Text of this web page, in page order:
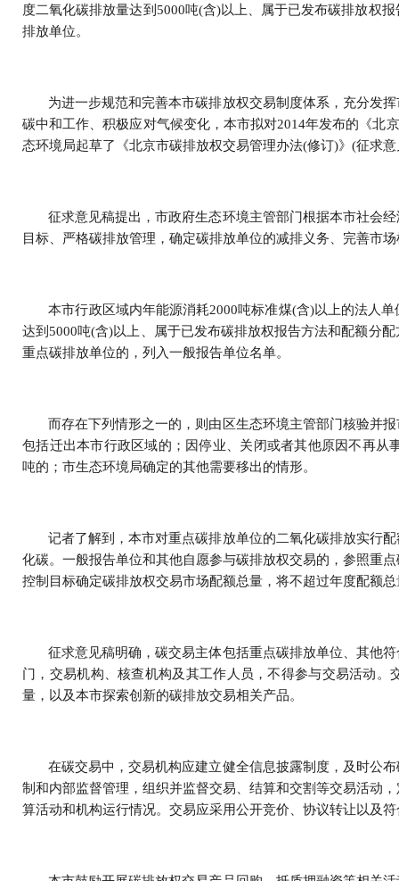
度二氧化碳排放量达到5000吨(含)以上、属于已发布碳排放权
排放单位。
为进一步规范和完善本市碳排放权交易制度体系，充分发
碳中和工作、积极应对气候变化，本市拟对2014年发布的《北
态环境局起草了《北京市碳排放权交易管理办法(修订)》(征求
征求意见稿提出，市政府生态环境主管部门根据本市社会
目标、严格碳排放管理，确定碳排放单位的减排义务、完善市
本市行政区域内年能源消耗2000吨标准煤(含)以上的法人
达到5000吨(含)以上、属于已发布碳排放权报告方法和配额分
重点碳排放单位的，列入一般报告单位名单。
而存在下列情形之一的，则由区生态环境主管部门核验并
包括迁出本市行政区域的；因停业、关闭或者其他原因不再从
吨的；市生态环境局确定的其他需要移出的情形。
记者了解到，本市对重点碳排放单位的二氧化碳排放实行
化碳。一般报告单位和其他自愿参与碳排放权交易的，参照重
控制目标确定碳排放权交易市场配额总量，将不超过年度配额
征求意见稿明确，碳交易主体包括重点碳排放单位、其他
门，交易机构、核查机构及其工作人员，不得参与交易活动
量，以及本市探索创新的碳排放交易相关产品。
在碳交易中，交易机构应建立健全信息披露制度，及时公
制和内部监督管理，组织并监督交易、结算和交割等交易活动
算活动和机构运行情况。交易应采用公开竞价、协议转让以及